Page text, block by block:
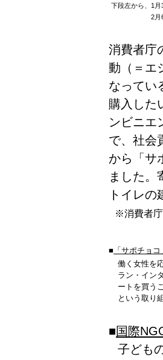
下段左から、 1月
2月
消費者庁
動（＝エ
なってい
購入した
ンビニエ
で、社会
から「サ
ました。
トイレ
※消費者
■ 「サポチョコ
働く女性を
ラン・イン
ートを買う
という取り
■国際
子ども